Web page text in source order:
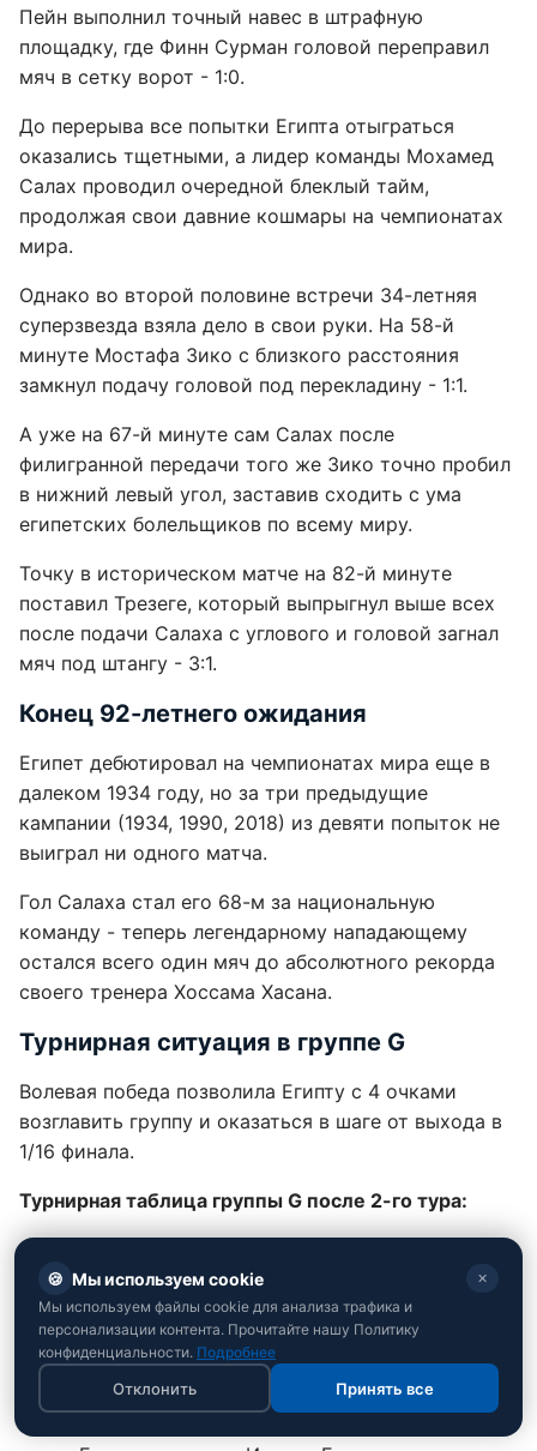
Пейн выполнил точный навес в штрафную
площадку, где Финн Сурман головой переправил
мяч в сетку ворот - 1:0.
До перерыва все попытки Египта отыграться
оказались тщетными, а лидер команды Мохамед
Салах проводил очередной блеклый тайм,
продолжая свои давние кошмары на чемпионатах
мира.
Однако во второй половине встречи 34-летняя
суперзвезда взяла дело в свои руки. На 58-й
минуте Мостафа Зико с близкого расстояния
замкнул подачу головой под перекладину - 1:1.
А уже на 67-й минуте сам Салах после
филигранной передачи того же Зико точно пробил
в нижний левый угол, заставив сходить с ума
египетских болельщиков по всему миру.
Точку в историческом матче на 82-й минуте
поставил Трезеге, который выпрыгнул выше всех
после подачи Салаха с углового и головой загнал
мяч под штангу - 3:1.
Конец 92-летнего ожидания
Египет дебютировал на чемпионатах мира еще в
далеком 1934 году, но за три предыдущие
кампании (1934, 1990, 2018) из девяти попыток не
выиграл ни одного матча.
Гол Салаха стал его 68-м за национальную
команду - теперь легендарному нападающему
остался всего один мяч до абсолютного рекорда
своего тренера Хоссама Хасана.
Турнирная ситуация в группе G
Волевая победа позволила Египту с 4 очками
возглавить группу и оказаться в шаге от выхода в
1/16 финала.
Турнирная таблица группы G после 2-го тура:
Иран- 2 очка (2:2)
Бельгия- 2 очка (1:1)
- 1 очко (3:5)
Судьба путевок в плей-офф решится в субботу, 27
🍪 Мы используем cookie ✕
Мы используем файлы cookie для анализа трафика и
персонализации контента. Прочитайте нашу Политику
конфиденциальности. Подробнее
Отклонить Принять все